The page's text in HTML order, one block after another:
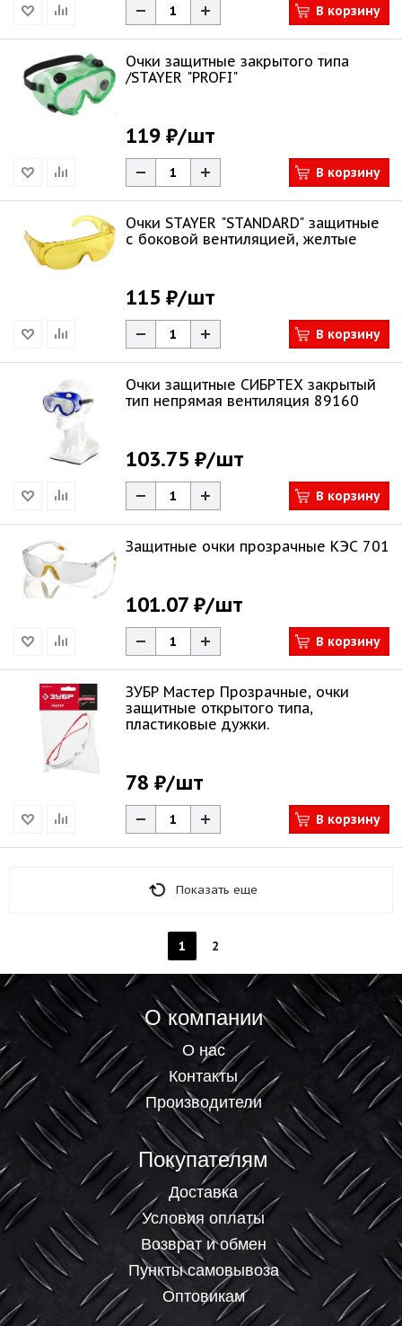
В корзину
Очки защитные закрытого типа
/STAYER "PROFI"
119 ₽/шт
В корзину
Очки STAYER "STANDARD" защитные
с боковой вентиляцией, желтые
115 ₽/шт
В корзину
Очки защитные СИБРТЕХ закрытый
тип непрямая вентиляция 89160
103.75 ₽/шт
В корзину
Защитные очки прозрачные КЭС 701
101.07 ₽/шт
В корзину
ЗУБР Мастер Прозрачные, очки
защитные открытого типа,
пластиковые дужки.
78 ₽/шт
В корзину
Показать еще
1 2
О компании
О нас
Контакты
Производители
Покупателям
Доставка
Условия оплаты
Возврат и обмен
Пункты самовывоза
Оптовикам